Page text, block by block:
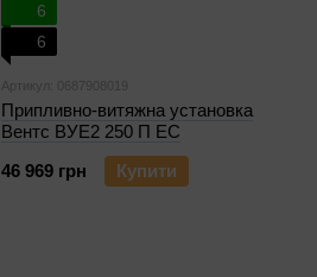
6
6
Артикул: 0687908019
Припливно-витяжна установка
Вентс ВУЕ2 250 П ЕС
46 969 грн
Купити